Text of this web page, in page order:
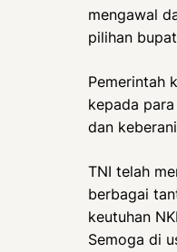
mengawal
pilihan
Pemerintah
kepada
dan
TNI telah
berbagai
keutuhan
Semoga di